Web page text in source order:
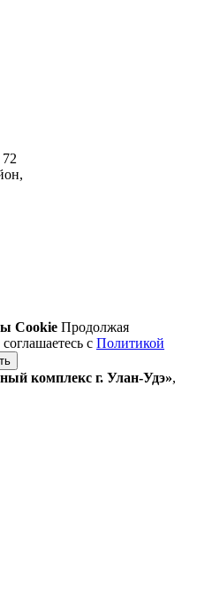
Cookie Продолжая
с Политикой
комплекс г. Улан-Удэ»,